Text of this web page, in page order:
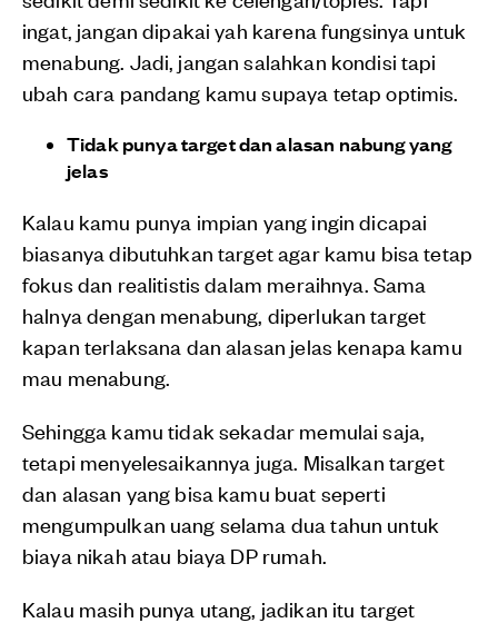
ingat, jangan dipakai yah karena fungsinya untuk
menabung. Jadi, jangan salahkan kondisi tapi
ubah cara pandang kamu supaya tetap optimis.
Tidak punya target dan alasan nabung yang
jelas
Kalau kamu punya impian yang ingin dicapai
biasanya dibutuhkan target agar kamu bisa tetap
fokus dan realitistis dalam meraihnya. Sama
halnya dengan menabung, diperlukan target
kapan terlaksana dan alasan jelas kenapa kamu
mau menabung.
Sehingga kamu tidak sekadar memulai saja,
tetapi menyelesaikannya juga. Misalkan target
dan alasan yang bisa kamu buat seperti
mengumpulkan uang selama dua tahun untuk
biaya nikah atau biaya DP rumah.
Kalau masih punya utang, jadikan itu target